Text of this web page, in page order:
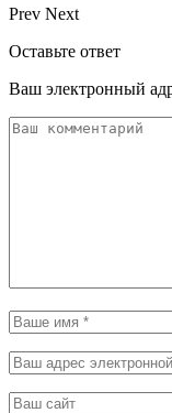
Prev Next
Оставьте ответ
Ваш электронный